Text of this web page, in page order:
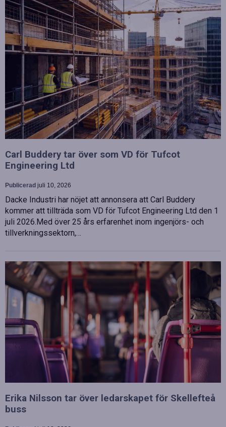
Carl Buddery tar över som VD för Tufcot
Engineering Ltd
Publicerad juli 10, 2026
Dacke Industri har nöjet att annonsera att Carl Buddery
kommer att tillträda som VD för Tufcot Engineering Ltd den 1
juli 2026.Med över 25 års erfarenhet inom ingenjörs- och
tillverkningssektorn,…
Erika Nilsson tar över ledarskapet för Skellefteå
buss